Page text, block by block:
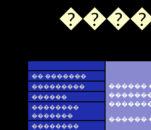
�� �������
���������
������
��������
�������
��������
������
������